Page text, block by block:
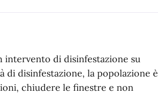
intervento di disinfestazione su
disinfestazione, la popolazione è
chiudere le finestre e non